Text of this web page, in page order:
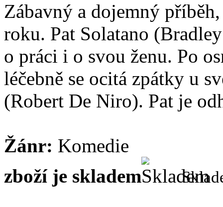
Zábavný a dojemný
roku. Pat Solatano
o práci i o svou ženu. Po
léčebně se ocitá zpátky u
(Robert De Niro). Pat je
Žánr: Komedie
zboží je skladem